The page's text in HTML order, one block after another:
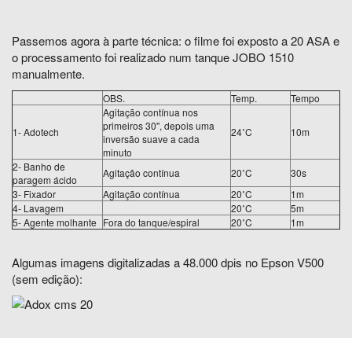
Passemos agora à parte técnica: o filme foi exposto a 20 ASA e
o processamento foi realizado num tanque JOBO 1510
manualmente.
OBS. Temp. Tempo
1- Adotech
Agitação contínua nos
primeiros 30'', depois uma
inversão suave a cada
minuto
24˚C 10m
2- Banho de
paragem ácido
Agitação contínua 20˚C
30s
3- Fixador
Agitação contínua 20˚C
1m
4- Lavagem
20˚C
5m
5- Agente molhante Fora do tanque/espiral 20˚C 1m
Algumas imagens digitalizadas a 48.000 dpis no Epson V500
(sem edição):